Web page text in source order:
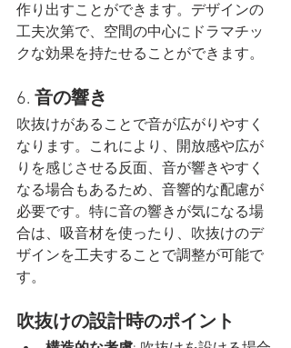
作り出すことができます。デザインの
工夫次第で、空間の中心にドラマチッ
クな効果を持たせることができます。
6. 音の響き
吹抜けがあることで音が広がりやすく
なります。これにより、開放感や広が
りを感じさせる反面、音が響きやすく
なる場合もあるため、音響的な配慮が
必要です。特に音の響きが気になる場
合は、吸音材を使ったり、吹抜けのデ
ザインを工夫することで調整が可能で
す。
吹抜けの設計時のポイント